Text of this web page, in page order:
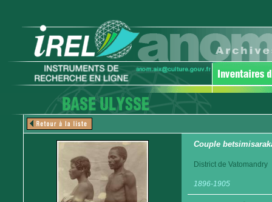
Couple
District de Vatomandry
1896-1905